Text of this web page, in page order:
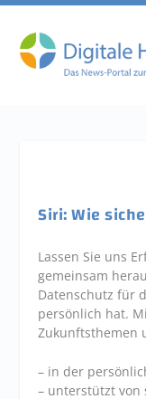
Siri: Wie
Lassen Sie uns
gemeinsam
Datenschutz für
persönlich hat.
Zukunftsthemen
– in der
– unterstützt von